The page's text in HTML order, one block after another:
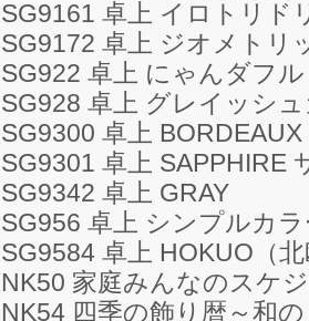
SG9161 卓上 イロトリド
SG9172 卓上 ジオメトリ
SG922 卓上 にゃんダフル
SG928 卓上 グレイッシ
SG9300 卓上
SG9301 卓上 SAPPHIRE
SG9342 卓上 GRAY
SG956 卓上 シンプルカ
SG9584 卓上 HOKUO（
NK50 家庭みんなのスケ
NK54 四季の飾り暦～和